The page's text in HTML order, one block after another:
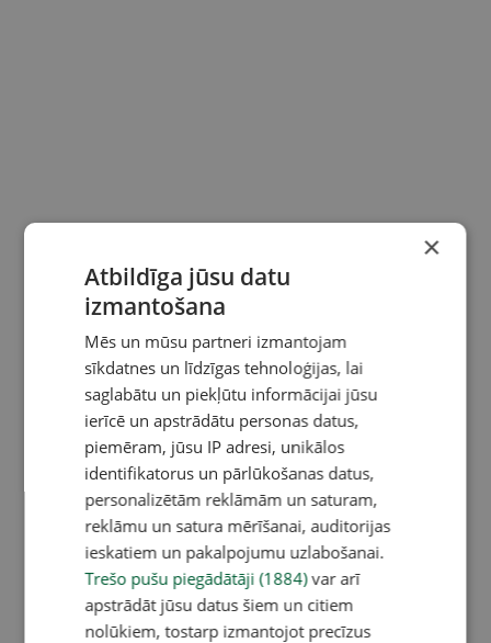
×
Atbildīga jūsu datu
izmantošana
Mēs un mūsu partneri izmantojam
sīkdatnes un līdzīgas tehnoloģijas, lai
saglabātu un piekļūtu informācijai jūsu
ierīcē un apstrādātu personas datus,
piemēram, jūsu IP adresi, unikālos
identifikatorus un pārlūkošanas datus,
personalizētām reklāmām un saturam,
reklāmu un satura mērīšanai, auditorijas
ieskatiem un pakalpojumu uzlabošanai.
Trešo pušu piegādātāji (1884)var arī
apstrādāt jūsu datus šiem un citiem
nolūkiem, tostarp izmantojot precīzus